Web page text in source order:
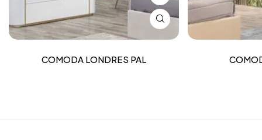
COMODA LONDRES PAL